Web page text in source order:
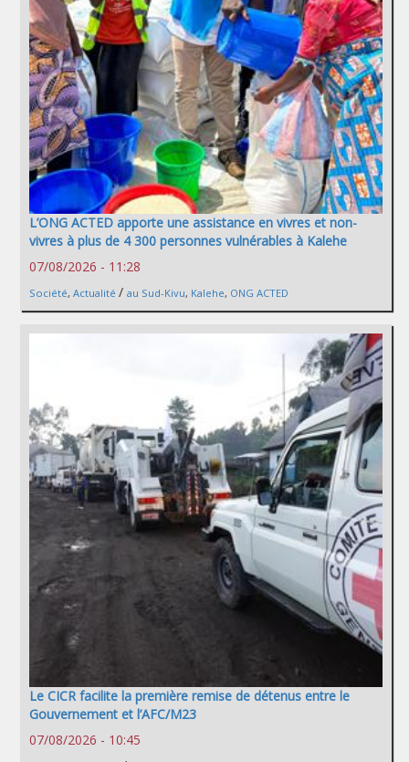
L’ONG ACTED apporte une assistance en vivres et non-
vivres à plus de 4 300 personnes vulnérables à Kalehe
07/08/2026 - 11:28
Société, Actualité / au Sud-Kivu, Kalehe, ONG ACTED
Le CICR facilite la première remise de détenus entre le
Gouvernement et l’AFC/M23
07/08/2026 - 10:45